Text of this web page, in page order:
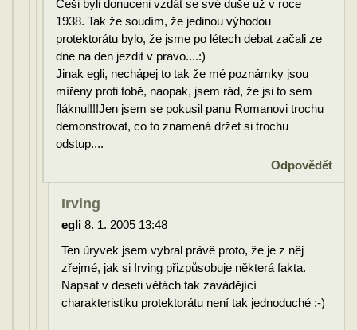
Češi byli donuceni vzdát se své duše už v roce
1938. Tak že soudím, že jedinou výhodou
protektorátu bylo, že jsme po létech debat začali ze
dne na den jezdit v pravo....:)
Jinak egli, nechápej to tak že mé poznámky jsou
mířeny proti tobě, naopak, jsem rád, že jsi to sem
fláknul!!!Jen jsem se pokusil panu Romanovi trochu
demonstrovat, co to znamená držet si trochu
odstup....
Odpovědět
Irving
egli 8. 1. 2005 13:48
Ten úryvek jsem vybral právě proto, že je z něj
zřejmé, jak si Irving přizpůsobuje některá fakta.
Napsat v deseti větách tak zavádějící
charakteristiku protektorátu není tak jednoduché :-)